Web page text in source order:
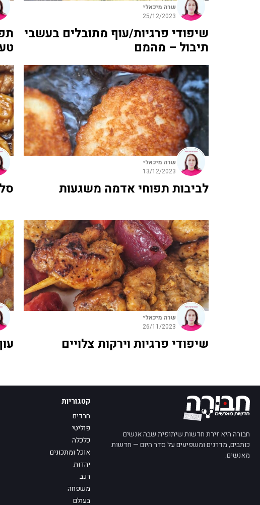
שרה מיכאלי
25/12/2023
שיפודי פרגיות/עוף מתובלים בעשבי
תיבול – מהמם
שרה מיכאלי
13/12/2023
לביבות תפוחי אדמה משגעות
שרה מיכאלי
26/11/2023
שיפודי פרגיות וירקות צלויים
חבורה היא זירת חדשות שיתופית שבה אנשים
כותבים, מדרגים ומשפיעים על סדר היום — חדשות
מאנשים.
קטגוריות
חרדים
פוליטי
כלכלה
אוכל ומתכונים
יהדות
רכב
משפחה
בעולם